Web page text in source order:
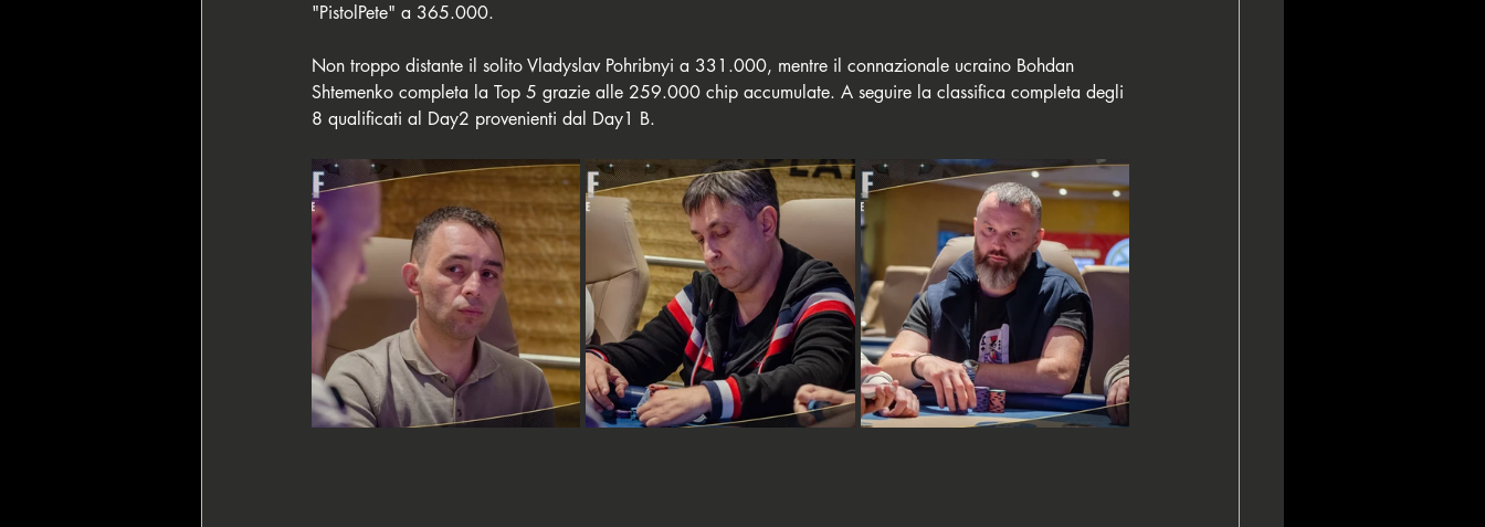
"PistolPete" a 365.000.
Non troppo distante il solito Vladyslav Pohribnyi a 331.000, mentre il connazionale ucraino Bohdan
Shtemenko completa la Top 5 grazie alle 259.000 chip accumulate. A seguire la classifica completa degli
8 qualificati al Day2 provenienti dal Day1 B.